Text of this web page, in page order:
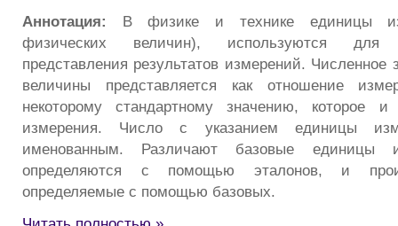
Аннотация: В физике и технике единицы
физических величин), используются для
представления результатов измерений. Численное
величины представляется как отношение
некоторому стандартному значению, которое
измерения. Число с указанием единицы
именованным. Различают базовые единицы
определяются с помощью эталонов, и
определяемые с помощью базовых.